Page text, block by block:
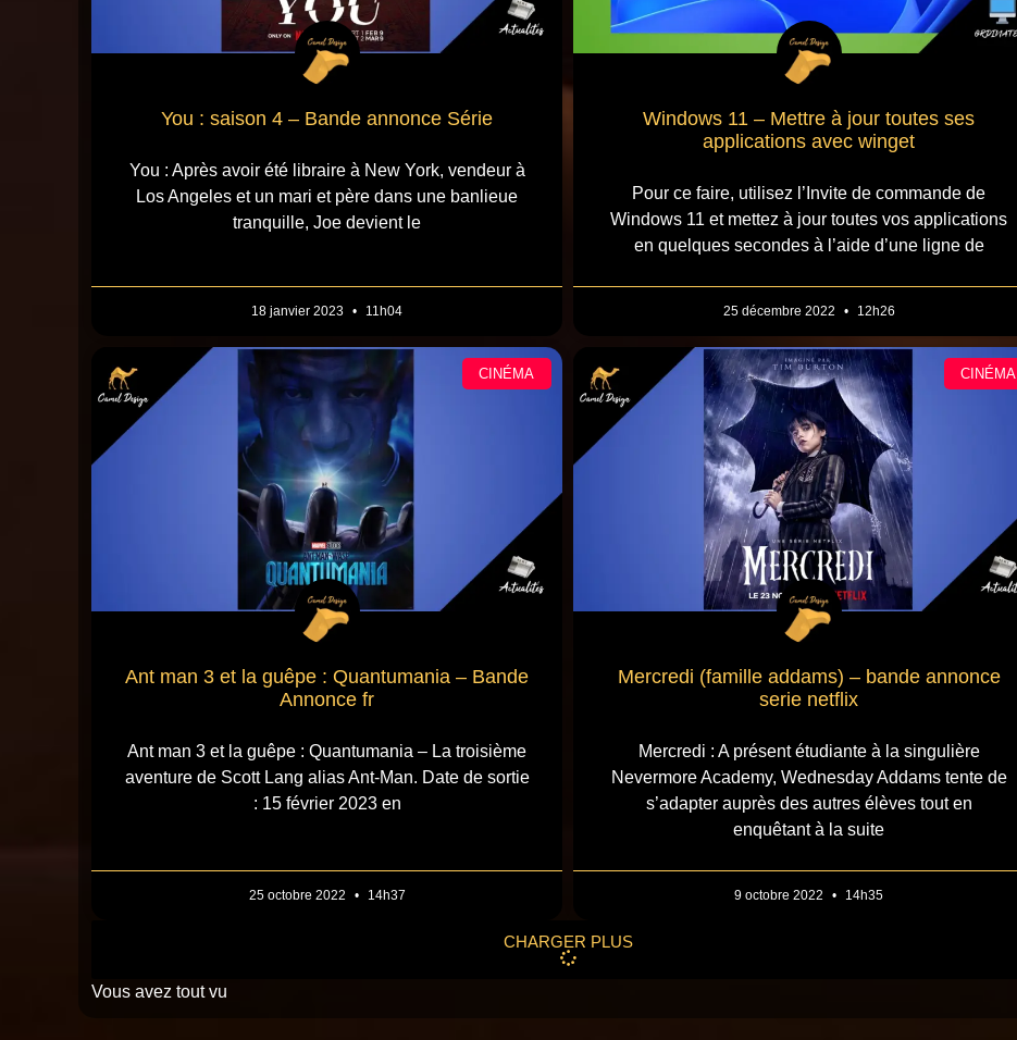
You : saison 4 – Bande annonce Série
You : Après avoir été libraire à New York, vendeur à
Los Angeles et un mari et père dans une banlieue
tranquille, Joe devient le
18 janvier 2023 11h04
Windows 11 – Mettre à jour toutes ses
applications avec winget
Pour ce faire, utilisez l’Invite de commande de
Windows 11 et mettez à jour toutes vos applications
en quelques secondes à l’aide d’une ligne de
25 décembre 2022 12h26
CINÉMA
Ant man 3 et la guêpe : Quantumania – Bande
Annonce fr
Ant man 3 et la guêpe : Quantumania – La troisième
aventure de Scott Lang alias Ant-Man. Date de sortie
: 15 février 2023 en
25 octobre 2022 14h37
CINÉMA
Mercredi (famille addams) – bande annonce
serie netflix
Mercredi : A présent étudiante à la singulière
Nevermore Academy, Wednesday Addams tente de
s’adapter auprès des autres élèves tout en
enquêtant à la suite
9 octobre 2022 14h35
CHARGER PLUS
Vous avez tout vu